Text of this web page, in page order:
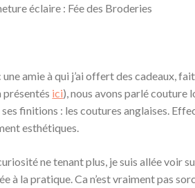
éclaire : Fée des Broderies
une amie à qui j’ai offert des cadeaux,
présentés ici), nous avons parlé couture
ses finitions : les coutures anglaises.
esthétiques.
ne tenant plus, je suis allée voir
à la pratique. Ca n’est vraiment pas